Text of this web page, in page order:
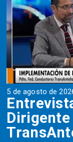
5 de agosto de
Dirigente